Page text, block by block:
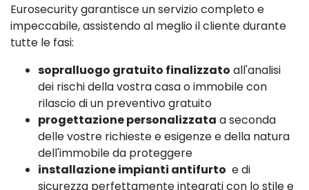
Eurosecurity garantisce un servizio completo e
impeccabile, assistendo al meglio il cliente durante
tutte le fasi:
sopralluogo gratuito finalizzato all'analisi
dei rischi della vostra casa o immobile con
rilascio di un preventivo gratuito
progettazione personalizzata a seconda
delle vostre richieste e esigenze e della natura
dell'immobile da proteggere
installazione impianti antifurto e di
sicurezza perfettamente integrati con lo stile e